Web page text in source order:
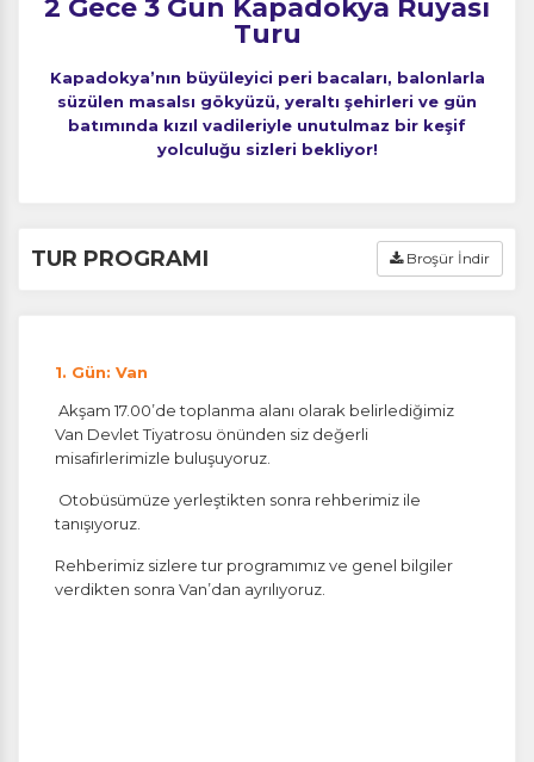
2 Gece 3 Gün Kapadokya Rüyası
Turu
Kapadokya’nın büyüleyici peri bacaları, balonlarla
süzülen masalsı gökyüzü, yeraltı şehirleri ve gün
batımında kızıl vadileriyle unutulmaz bir keşif
yolculuğu sizleri bekliyor!
TUR PROGRAMI Broşür İndir
1. Gün: Van
Akşam 17.00’de toplanma alanı olarak belirlediğimiz
Van Devlet Tiyatrosu önünden siz değerli
misafirlerimizle buluşuyoruz.
Otobüsümüze yerleştikten sonra rehberimiz ile
tanışıyoruz.
Rehberimiz sizlere tur programımız ve genel bilgiler
verdikten sonra Van’dan ayrılıyoruz.